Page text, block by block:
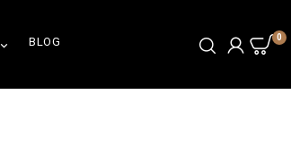
0
 BLOG